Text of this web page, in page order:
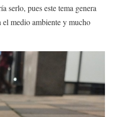
serlo, pues este tema genera
el medio ambiente y mucho